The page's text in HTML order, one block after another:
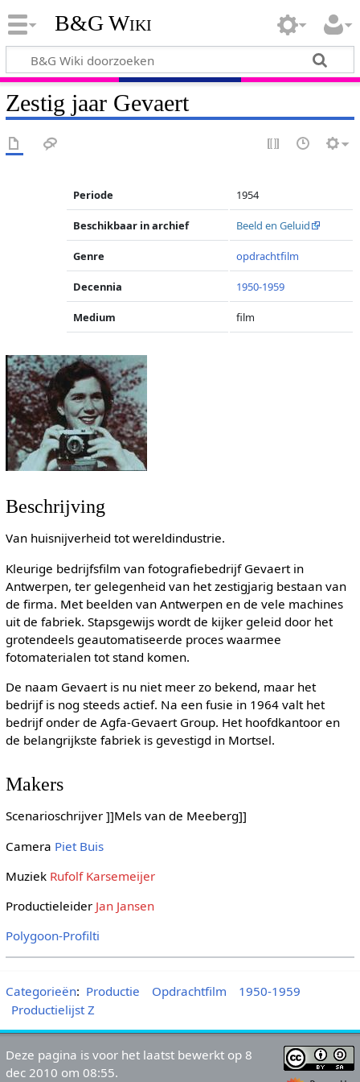
B&G Wiki
Zestig jaar Gevaert
Periode 1954
Beschikbaar in archief Beeld en Geluid
Genre opdrachtfilm
Decennia 1950-1959
Medium film
Beschrijving
Van huisnijverheid tot wereldindustrie.
Kleurige bedrijfsfilm van fotografiebedrijf Gevaert in
Antwerpen, ter gelegenheid van het zestigjarig bestaan van
de firma. Met beelden van Antwerpen en de vele machines
uit de fabriek. Stapsgewijs wordt de kijker geleid door het
grotendeels geautomatiseerde proces waarmee
fotomaterialen tot stand komen.
De naam Gevaert is nu niet meer zo bekend, maar het
bedrijf is nog steeds actief. Na een fusie in 1964 valt het
bedrijf onder de Agfa-Gevaert Group. Het hoofdkantoor en
de belangrijkste fabriek is gevestigd in Mortsel.
Makers
Scenarioschrijver ]]Mels van de Meeberg]]
Camera Piet Buis
Muziek Rufolf Karsemeijer
Productieleider Jan Jansen
Polygoon-Profilti
Categorieën: Productie Opdrachtfilm
1950-1959
Productielijst Z
Deze pagina is voor het laatst bewerkt op 8
dec 2010 om 08:55.